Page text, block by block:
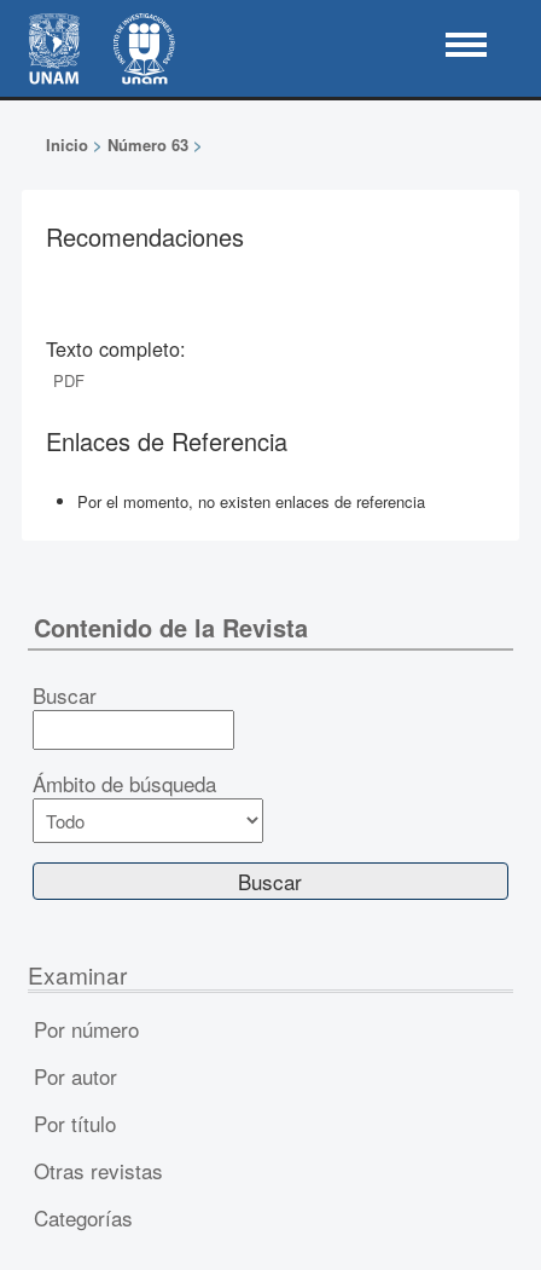
Inicio> Número 63>
Recomendaciones
Texto completo:
PDF
Enlaces de Referencia
Por el momento, no existen enlaces de referencia
Contenido de la Revista
Buscar
Ámbito de búsqueda
Examinar
Por número
Por autor
Por título
Otras revistas
Categorías